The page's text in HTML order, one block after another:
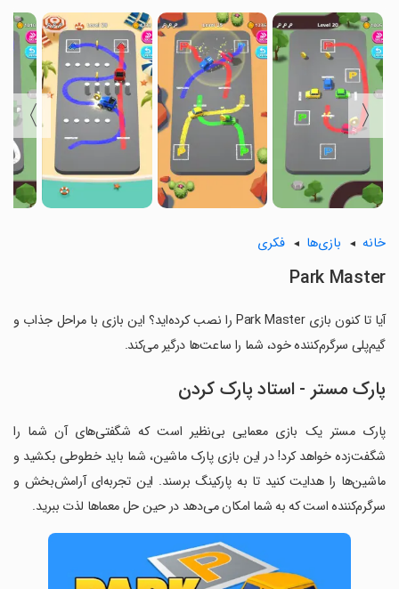
〈
〉
خانه بازی‌ها فکری
Park Master
آیا تا کنون بازی Park Master را نصب کرده‌اید؟ این بازی با مراحل جذاب و
گیم‌پلی سرگرم‌کننده خود، شما را ساعت‌ها درگیر می‌کند.
پارک مستر - استاد پارک کردن
پارک مستر یک بازی معمایی بی‌نظیر است که شگفتی‌های آن شما را
شگفت‌زده خواهد کرد! در این بازی پارک ماشین، شما باید خطوطی بکشید و
ماشین‌ها را هدایت کنید تا به پارکینگ برسند. این تجربه‌ای آرامش‌بخش و
سرگرم‌کننده است که به شما امکان می‌دهد در حین حل معماها لذت ببرید.